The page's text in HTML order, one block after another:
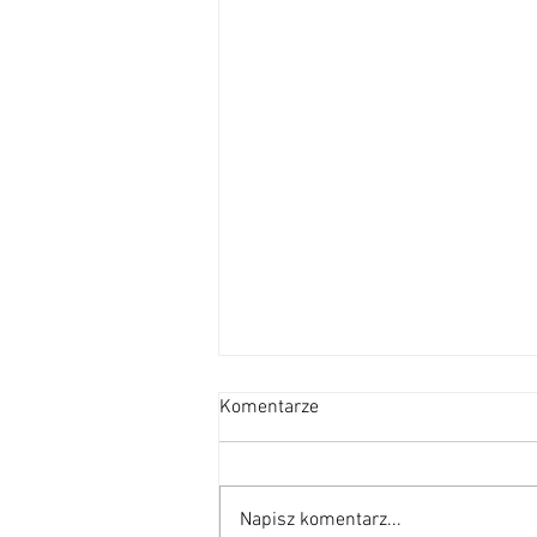
Intencje Mszalne od 09 do 16
sierpnia 2026 r.
sierpnia Kamień Wi
Komentarze
Napisz komentarz...